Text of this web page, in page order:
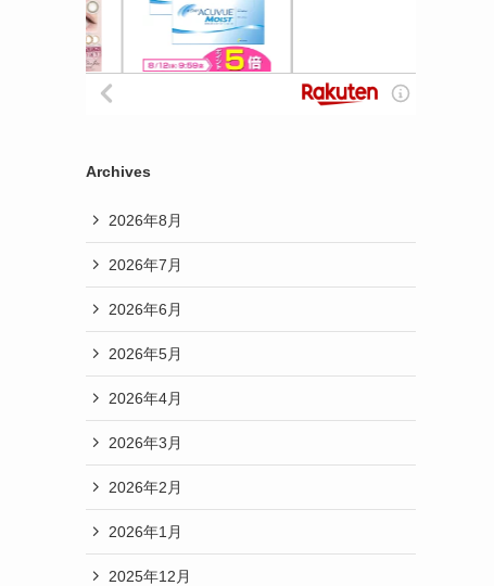
Archives
2026年8月
2026年7月
2026年6月
2026年5月
2026年4月
2026年3月
2026年2月
2026年1月
2025年12月